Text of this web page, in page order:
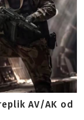
AV/AK od